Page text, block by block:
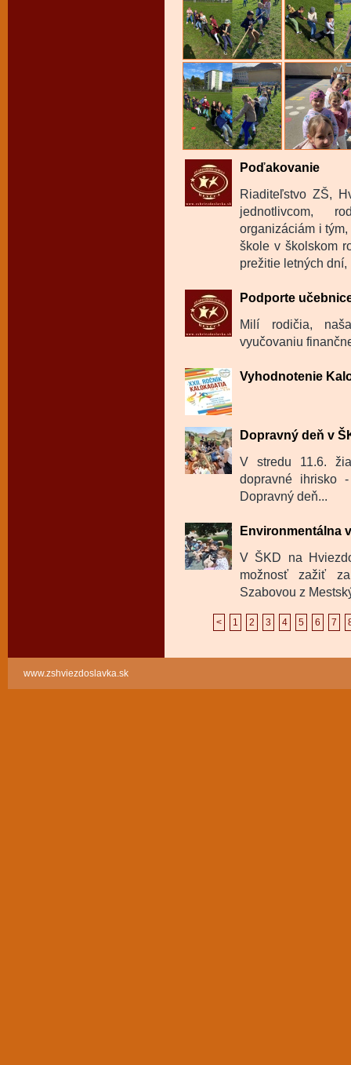
Poďakovanie
Riaditeľstvo ZŠ,
jednotlivcom,
organizáciám i
škole v školskom
prežitie letných
Podporte
Milí rodičia,
vyučovaniu
Vyhodnotenie
Dopravný deň v
V stredu 11.6.
dopravné ihrisko
Dopravný deň...
Environmentálna
V ŠKD na
možnosť zažiť
Szabovou z
< 1 2 3 4 5 6 7
www.zshviezdoslavka.sk